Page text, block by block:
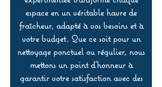
espace en un véritable havre de
fraîcheur, adapté à vos besoins et à
votre budget. Que ce soit pour un
nettoyage ponctuel ou régulier, nous
mettons un point d’honneur à
garantir votre satisfaction avec des